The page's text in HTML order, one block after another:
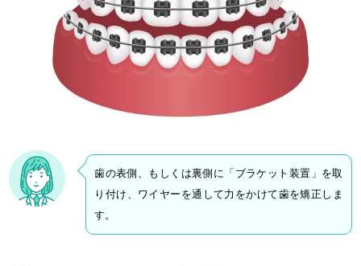
歯の表側、もしくは裏側に「ブラケット装置」を取
り付け、ワイヤーを通して力をかけて歯を矯正しま
す。